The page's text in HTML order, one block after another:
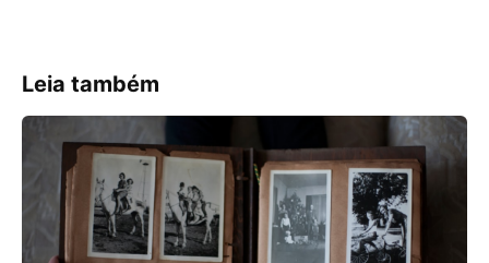
Leia também